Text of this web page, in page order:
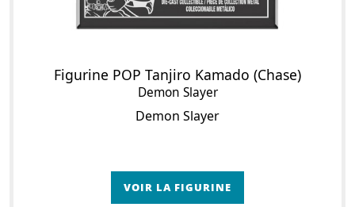
Figurine POP Tanjiro Kamado (Chase)
Demon Slayer
Demon Slayer
VOIR LA FIGURINE